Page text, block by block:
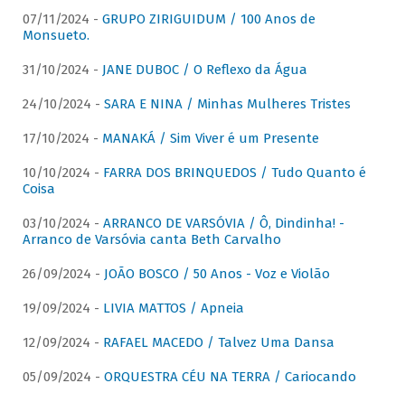
07/11/2024 - GRUPO ZIRIGUIDUM / 100 Anos de
Monsueto.
31/10/2024 - JANE DUBOC / O Reflexo da Água
24/10/2024 - SARA E NINA / Minhas Mulheres Tristes
17/10/2024 - MANAKÁ / Sim Viver é um Presente
10/10/2024 - FARRA DOS BRINQUEDOS / Tudo Quanto é
Coisa
03/10/2024 - ARRANCO DE VARSÓVIA / Ô, Dindinha! -
Arranco de Varsóvia canta Beth Carvalho
26/09/2024 - JOÃO BOSCO / 50 Anos - Voz e Violão
19/09/2024 - LIVIA MATTOS / Apneia
12/09/2024 - RAFAEL MACEDO / Talvez Uma Dansa
05/09/2024 - ORQUESTRA CÉU NA TERRA / Cariocando